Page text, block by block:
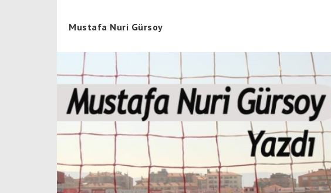
Mustafa Nuri Gürsoy